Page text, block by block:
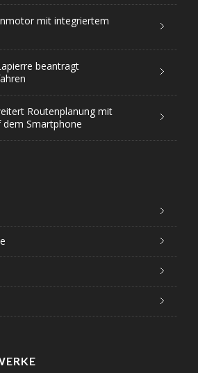
mit integriertem
beantragt
Routenplanung mit
Smartphone